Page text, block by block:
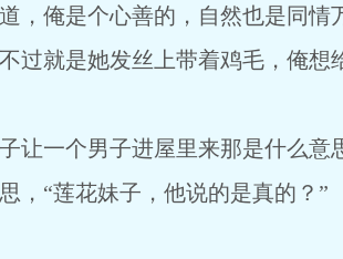
，俺是个心善的，自然也是同情
过就是她发丝上带着鸡毛，俺
一个男子进屋里来那是什么意
“莲花妹子，他说的是真的？”